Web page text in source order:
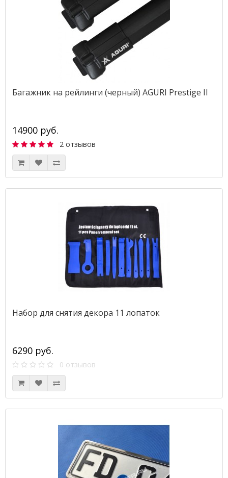
Багажник на рейлинги (черный) AGURI Prestige II
14900 руб.
2 отзывов
Набор для снятия декора 11 лопаток
6290 руб.
0 отзывов